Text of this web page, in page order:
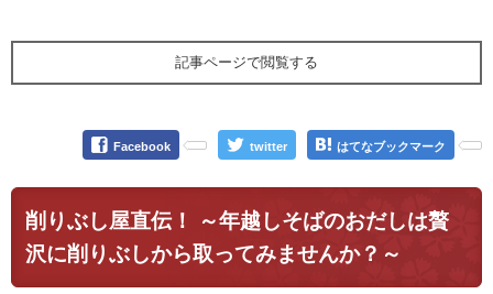
記事ページで閲覧する
Facebook twitter はてなブックマーク
削りぶし屋直伝！ ～年越しそばのおだしは贅
沢に削りぶしから取ってみませんか？～